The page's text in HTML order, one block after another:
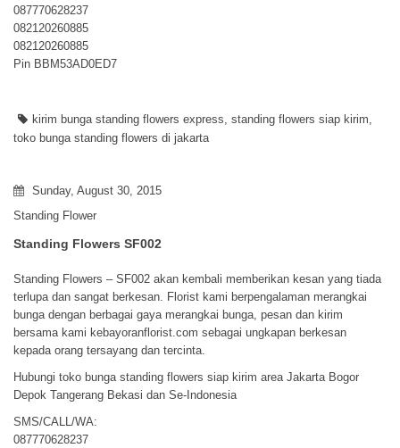
087770628237
082120260885
082120260885
Pin BBM53AD0ED7
kirim bunga standing flowers express standing flowers siap kirim
toko bunga standing flowers di jakarta
Sunday, August 30, 2015
Standing Flower
Standing Flowers SF002
Standing Flowers – SF002 akan kembali memberikan kesan yang tiada
terlupa dan sangat berkesan. Florist kami berpengalaman merangkai
bunga dengan berbagai gaya merangkai bunga, pesan dan kirim
bersama kami kebayoranflorist.com sebagai ungkapan berkesan
kepada orang tersayang dan tercinta.
Hubungi toko bunga standing flowers siap kirim area Jakarta Bogor
Depok Tangerang Bekasi dan Se-Indonesia
SMS/CALL/WA:
087770628237